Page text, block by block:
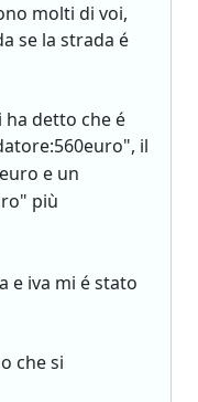
molti di voi,
se la strada é
ha detto che é
il
e un
più
e iva mi é stato
che si